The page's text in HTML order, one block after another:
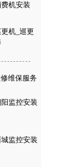
机安装
机_巡更
维保服务
监控安装
监控安装